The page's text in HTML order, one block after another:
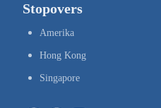
Stopovers
Amerika
Hong Kong
Singapore